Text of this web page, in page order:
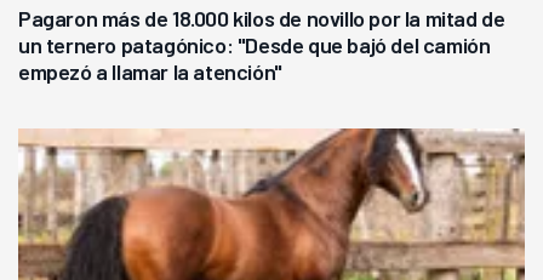
Pagaron más de 18.000 kilos de novillo por la mitad de
un ternero patagónico: "Desde que bajó del camión
empezó a llamar la atención"